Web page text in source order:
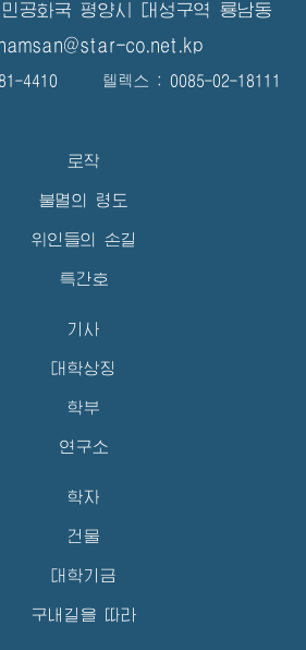
민공화국 평양시 대성구역 룡남동
co.net.kp
4410 텔렉스 : 0085-02-18111
로작
불멸의 령도
위인들의 손길
특간호
기사
대학상징
학부
연구소
학자
건물
대학기금
구내길을 따라